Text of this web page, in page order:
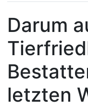
Darum
letzten